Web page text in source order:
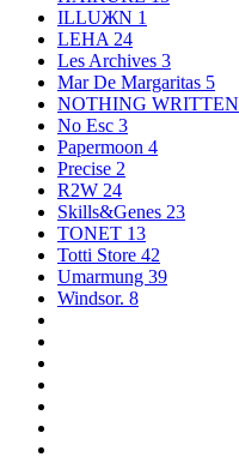
ILLUЖN 1
LEHA 24
Les Archives 3
Mar De Margaritas 5
NOTHING WRITTEN
No Esc 3
Papermoon 4
Precise 2
R2W 24
Skills&Genes 23
TONET 13
Totti Store 42
Umarmung 39
Windsor. 8